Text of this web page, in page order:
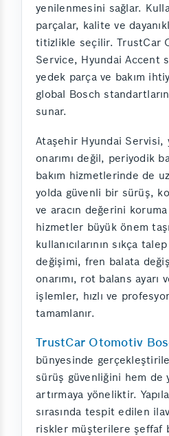
yenilenmesini sağlar.
parçalar, kalite ve
titizlikle seçilir. TrustCar
Service, Hyundai Accent
yedek parça ve bakım
global Bosch
sunar.
Ataşehir Hyundai Servisi,
onarımı değil, periyodik
bakım hizmetlerinde de
yolda güvenli bir sürüş,
ve aracın değerini koruma
hizmetler büyük önem
kullanıcılarının sıkça
değişimi, fren balata
onarımı, rot balans ayarı
işlemler, hızlı ve
tamamlanır.
TrustCar Otomotiv
bünyesinde
sürüş güvenliğini hem de
artırmaya yöneliktir.
sırasında tespit edilen
riskler müşterilere şeffaf